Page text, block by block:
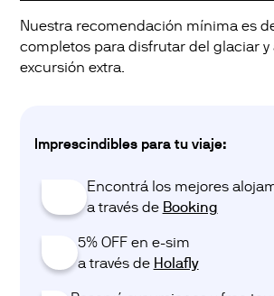
Nuestra recomendación mínima es
completos para disfrutar del glaciar y
excursión extra.
Imprescindibles para tu viaje:
Encontrá los mejores
a través de ‎‎‎ Booking
5% OFF en e-sim
a través de ‎‎‎ Holafly